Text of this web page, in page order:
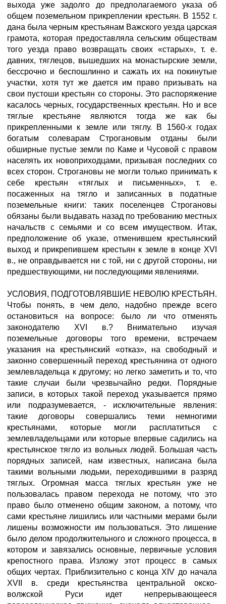
выхода уже задолго до предполагаемого указа об
общем поземельном прикреплении крестьян. В 1552 г.
дана была черным крестьянам Важского уезда царская
грамота, которая предоставляла сельским обществам
того уезда право возвращать своих «старых», т. е.
давних, тяглецов, вышедших на монастырские земли,
бессрочно и беспошлинно и сажать их на покинутые
участки, хотя тут же дается им право призывать на
свои пустоши крестьян со стороны. Это распоряжение
касалось черных, государственных крестьян. Но и все
тяглые крестьяне являются тогда же как бы
прикрепленными к земле или тяглу. В 1560-х годах
богатым солеварам Строгановым отданы были
обширные пустые земли по Каме и Чусовой с правом
населять их новоприходцами, призывая последних со
всех сторон. Строгановы не могли только принимать к
себе крестьян «тяглых и письменных», т. е.
посаженных на тягло и записанных в податные
поземельные книги: таких поселенцев Строгановы
обязаны были выдавать назад по требованию местных
начальств с семьями и со всем имуществом. Итак,
предположение об указе, отменившем крестьянский
выход и прикрепившем крестьян к земле в конце XVI
в., не оправдывается ни с той, ни с другой стороны, ни
предшествующими, ни последующими явлениями.
УСЛОВИЯ, ПОДГОТОВЛЯВШИЕ НЕВОЛЮ КРЕСТЬЯН.
Чтобы понять, в чем дело, надобно прежде всего
остановиться на вопросе: было ли что отменять
законодателю XVI в.? Внимательно изучая
поземельные договоры того времени, встречаем
указания на крестьянский «отказ», на свободный и
законно совершенный переход крестьянина от одного
землевладельца к другому; но легко заметить и то, что
такие случаи были чрезвычайно редки. Порядные
записи, в которых такой переход указывается прямо
или подразумевается, - исключительные явления:
такие договоры совершались теми немногими
крестьянами, которые могли расплатиться с
землевладельцами или которые впервые садились на
крестьянское тягло из вольных людей. Большая часть
порядных записей, нам известных, написана была
такими вольными людьми, переходившими в разряд
тяглых. Огромная масса тяглых крестьян уже не
пользовалась правом перехода не потому, что это
право было отменено общим законом, а потому, что
сами крестьяне лишились или частными мерами были
лишены возможности им пользоваться. Это лишение
было делом продолжительного и сложного процесса, в
котором и завязались основные, первичные условия
крепостного права. Изложу этот процесс в самых
общих чертах. Приблизительно с конца XIV до начала
XVII в. среди крестьянства центральной окско-
волжской Руси идет непрерывающееся